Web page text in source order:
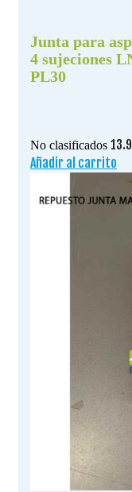
Junta para
4 sujeciones
PL30
No clasificados
Añadir al carrito